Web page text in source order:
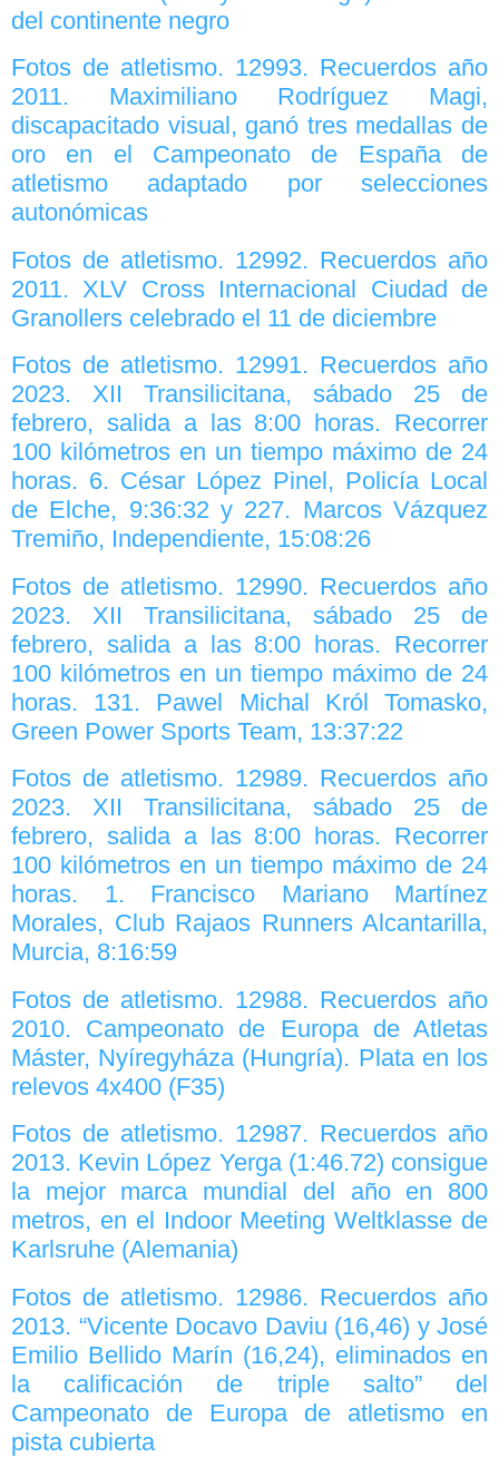
del continente negro
Fotos de atletismo. 12993. Recuerdos año
2011. Maximiliano Rodríguez Magi,
discapacitado visual, ganó tres medallas de
oro en el Campeonato de España de
atletismo adaptado por selecciones
autonómicas
Fotos de atletismo. 12992. Recuerdos año
2011. XLV Cross Internacional Ciudad de
Granollers celebrado el 11 de diciembre
Fotos de atletismo. 12991. Recuerdos año
2023. XII Transilicitana, sábado 25 de
febrero, salida a las 8:00 horas. Recorrer
100 kilómetros en un tiempo máximo de 24
horas. 6. César López Pinel, Policía Local
de Elche, 9:36:32 y 227. Marcos Vázquez
Tremiño, Independiente, 15:08:26
Fotos de atletismo. 12990. Recuerdos año
2023. XII Transilicitana, sábado 25 de
febrero, salida a las 8:00 horas. Recorrer
100 kilómetros en un tiempo máximo de 24
horas. 131. Pawel Michal Król Tomasko,
Green Power Sports Team, 13:37:22
Fotos de atletismo. 12989. Recuerdos año
2023. XII Transilicitana, sábado 25 de
febrero, salida a las 8:00 horas. Recorrer
100 kilómetros en un tiempo máximo de 24
horas. 1. Francisco Mariano Martínez
Morales, Club Rajaos Runners Alcantarilla,
Murcia, 8:16:59
Fotos de atletismo. 12988. Recuerdos año
2010. Campeonato de Europa de Atletas
Máster, Nyíregyháza (Hungría). Plata en los
relevos 4x400 (F35)
Fotos de atletismo. 12987. Recuerdos año
2013. Kevin López Yerga (1:46.72) consigue
la mejor marca mundial del año en 800
metros, en el Indoor Meeting Weltklasse de
Karlsruhe (Alemania)
Fotos de atletismo. 12986. Recuerdos año
2013. “Vicente Docavo Daviu (16,46) y José
Emilio Bellido Marín (16,24), eliminados en
la calificación de triple salto” del
Campeonato de Europa de atletismo en
pista cubierta